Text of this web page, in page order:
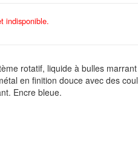
indisponible.
rotatif, liquide à bulles
en finition douce avec des
Encre bleue.